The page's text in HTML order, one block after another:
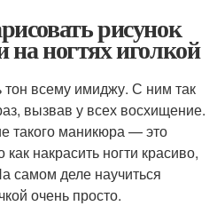
рисунок
на ногтях иголкой
всему имиджу. С ним так
вызвав у всех восхищение.
такого маникюра — это
накрасить ногти красиво,
самом деле научиться
очень просто.